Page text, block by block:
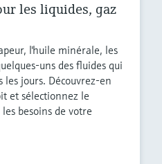
les liquides, gaz
l'huile minérale, les
uns des fluides qui
jours. Découvrez-en
et sélectionnez le
besoins de votre